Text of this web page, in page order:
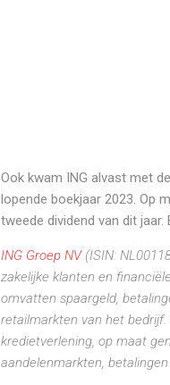
Ook kwam ING alvast met
lopende boekjaar 2023. Op
tweede dividend van dit jaar.
ING Groep NV(ISIN:
zakelijke klanten en
omvatten spaargeld,
retailmarkten van het bedrijf.
kredietverlening, op maat
aandelenmarkten,